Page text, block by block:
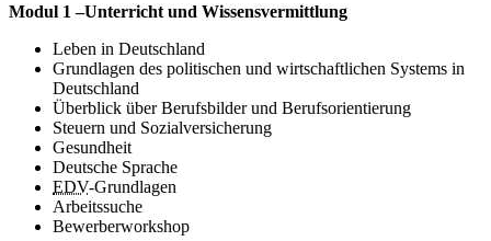
Modul 1 –Unterricht und Wissensvermittlung
Leben in Deutschland
Grundlagen des politischen und wirtschaftlichen Systems in
Deutschland
Überblick über Berufsbilder und Berufsorientierung
Steuern und Sozialversicherung
Gesundheit
Deutsche Sprache
EDV-Grundlagen
Arbeitssuche
Bewerberworkshop